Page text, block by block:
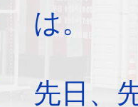
は。
先日、